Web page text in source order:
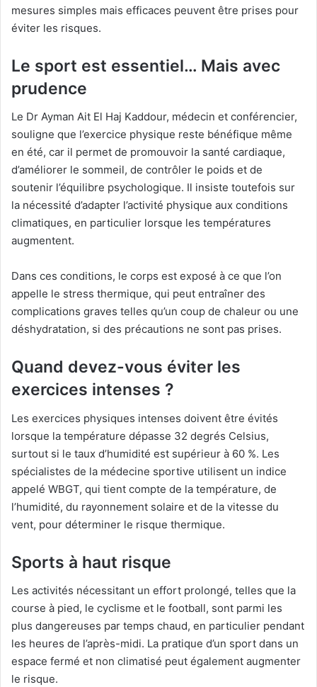
mesures simples mais efficaces peuvent être prises pour
éviter les risques.
Le sport est essentiel… Mais avec
prudence
Le Dr Ayman Ait El Haj Kaddour, médecin et conférencier,
souligne que l’exercice physique reste bénéfique même
en été, car il permet de promouvoir la santé cardiaque,
d’améliorer le sommeil, de contrôler le poids et de
soutenir l’équilibre psychologique. Il insiste toutefois sur
la nécessité d’adapter l’activité physique aux conditions
climatiques, en particulier lorsque les températures
augmentent.
Dans ces conditions, le corps est exposé à ce que l’on
appelle le stress thermique, qui peut entraîner des
complications graves telles qu’un coup de chaleur ou une
déshydratation, si des précautions ne sont pas prises.
Quand devez-vous éviter les
exercices intenses ?
Les exercices physiques intenses doivent être évités
lorsque la température dépasse 32 degrés Celsius,
surtout si le taux d’humidité est supérieur à 60 %. Les
spécialistes de la médecine sportive utilisent un indice
appelé WBGT, qui tient compte de la température, de
l’humidité, du rayonnement solaire et de la vitesse du
vent, pour déterminer le risque thermique.
Sports à haut risque
Les activités nécessitant un effort prolongé, telles que la
course à pied, le cyclisme et le football, sont parmi les
plus dangereuses par temps chaud, en particulier pendant
les heures de l’après-midi. La pratique d’un sport dans un
espace fermé et non climatisé peut également augmenter
le risque.